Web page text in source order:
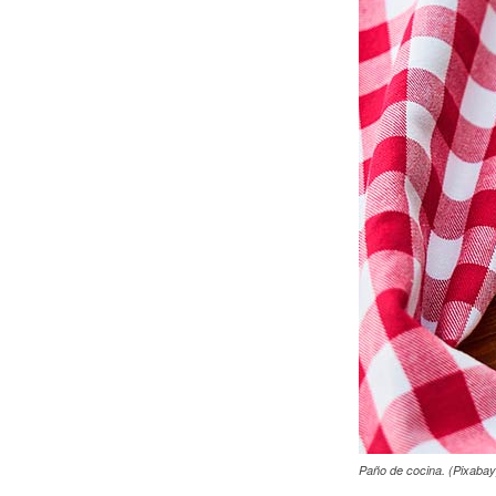
Paño de cocina.